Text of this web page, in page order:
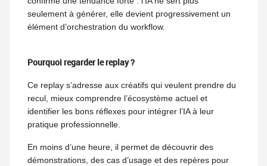
seulement à générer, elle devient progressivement un
élément d’orchestration du workflow.
Pourquoi regarder le replay ?
Ce replay s’adresse aux créatifs qui veulent prendre du
recul, mieux comprendre l’écosystème actuel et
identifier les bons réflexes pour intégrer l’IA à leur
pratique professionnelle.
En moins d’une heure, il permet de découvrir des
démonstrations, des cas d’usage et des repères pour